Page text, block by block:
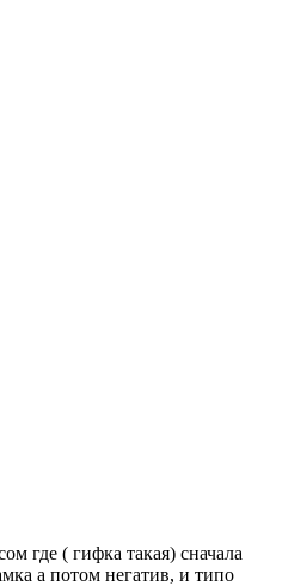
где ( гифка такая) сначала
а потом негатив, и типо